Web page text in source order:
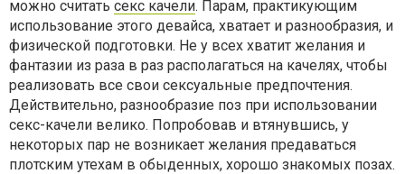
можно считать секс качели. Парам, практикующим
использование этого девайса, хватает и разнообразия, и
физической подготовки. Не у всех хватит желания и
фантазии из раза в раз располагаться на качелях, чтобы
реализовать все свои сексуальные предпочтения.
Действительно, разнообразие поз при использовании
секс-качели велико. Попробовав и втянувшись, у
некоторых пар не возникает желания предаваться
плотским утехам в обыденных, хорошо знакомых позах.